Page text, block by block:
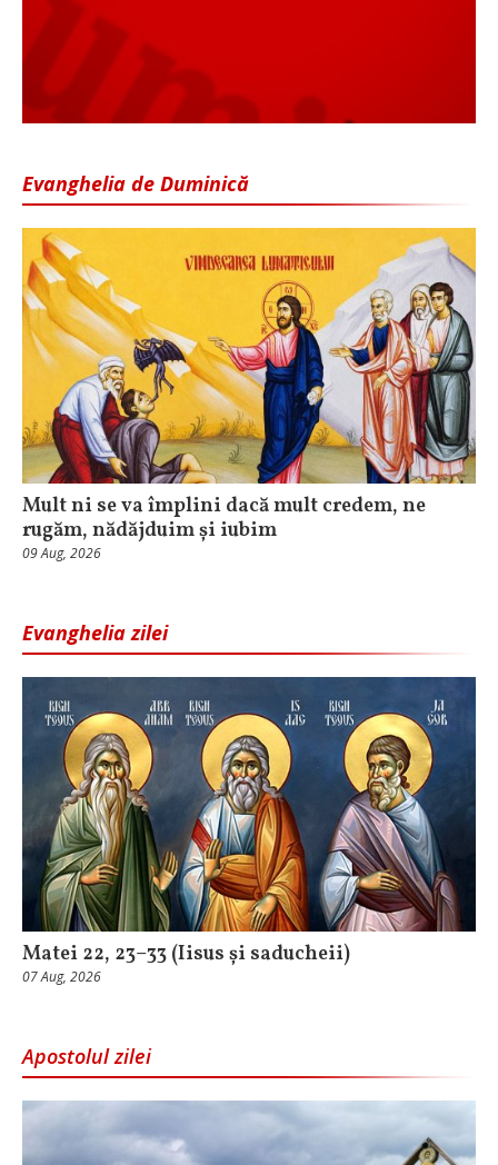
Evanghelia de Duminică
Mult ni se va împlini dacă mult credem, ne
rugăm, nădăjduim și iubim
09 Aug, 2026
Evanghelia zilei
Matei 22, 23–33 (Iisus și saducheii)
07 Aug, 2026
Apostolul zilei